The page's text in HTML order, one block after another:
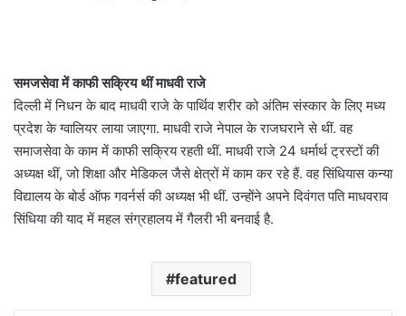
समजसेवा में काफी सक्रिय थीं माधवी राजे
दिल्ली में निधन के बाद माधवी राजे के पार्थिव शरीर को अंतिम संस्कार के लिए मध्य
प्रदेश के ग्वालियर लाया जाएगा. माधवी राजे नेपाल के राजघराने से थीं. वह
समाजसेवा के काम में काफी सक्रिय रहती थीं. माधवी राजे 24 धर्मार्थ ट्रस्टों की
अध्यक्ष थीं, जो शिक्षा और मेडिकल जैसे क्षेत्रों में काम कर रहे हैं. वह सिंधियास कन्या
विद्यालय के बोर्ड ऑफ गवर्नर्स की अध्यक्ष भी थीं. उन्होंने अपने दिवंगत पति माधवराव
सिंधिया की याद में महल संग्रहालय में गैलरी भी बनवाई है.
featured